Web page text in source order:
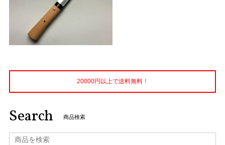
20000円以上で送料無料！
Search 商品検索